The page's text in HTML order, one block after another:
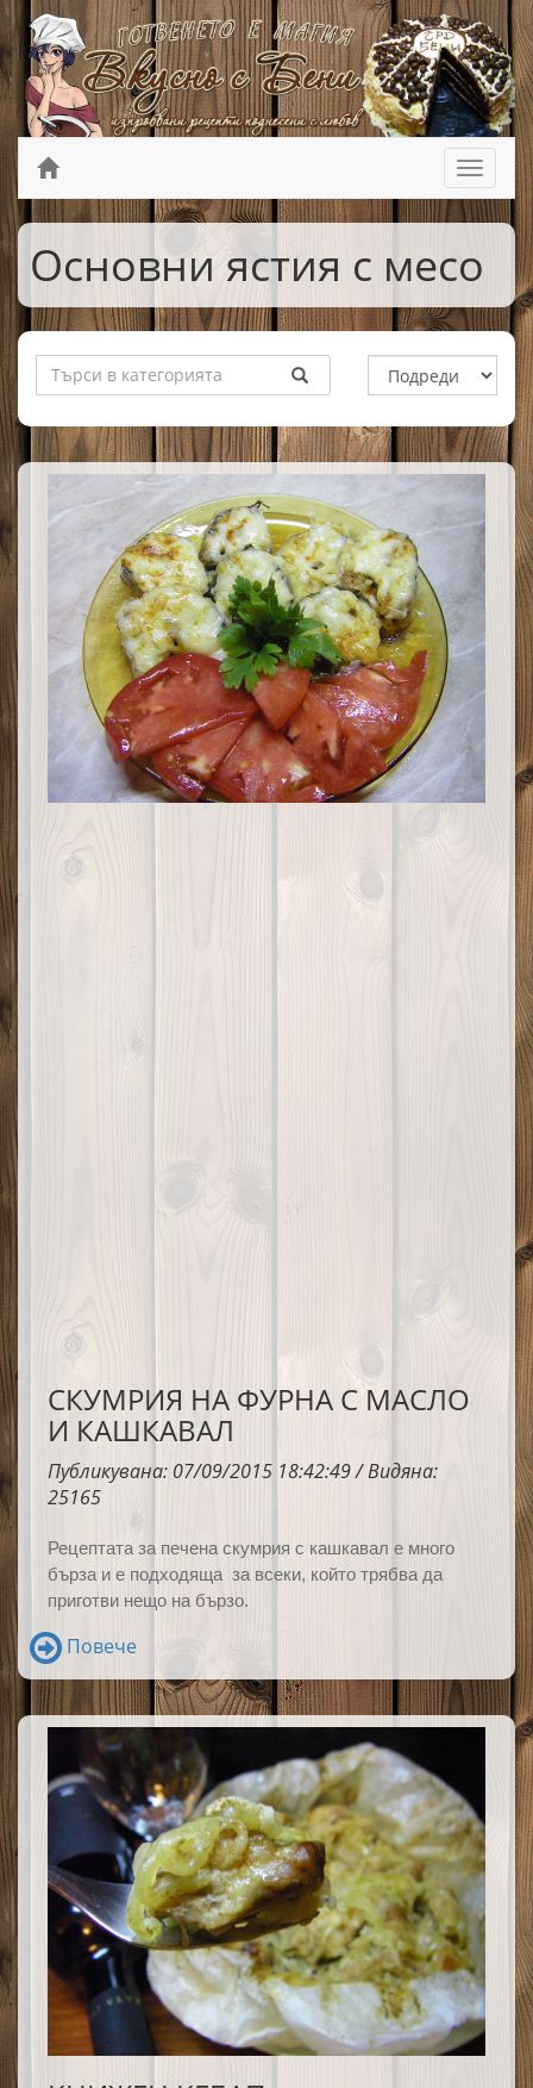
Основни ястия с месо
СКУМРИЯ НА ФУРНА С МАСЛО
И КАШКАВАЛ
Публикувана: 07/09/2015 18:42:49 / Видяна:
25165
Рецептата за печена скумрия с кашкавал е много
бърза и е подходяща за всеки, който трябва да
приготви нещо на бързо.
Повече